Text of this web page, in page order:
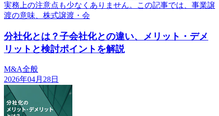
実務上の注意点も少なくありません。この記事では、事業譲
渡の意味、株式譲渡・会
分社化とは？子会社化との違い、メリット・デメ
リットと検討ポイントを解説
M&A全般
2026年04月28日